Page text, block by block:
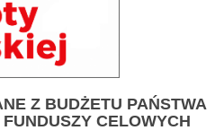
Z BUDŻETU PAŃSTWA
CELOWYCH